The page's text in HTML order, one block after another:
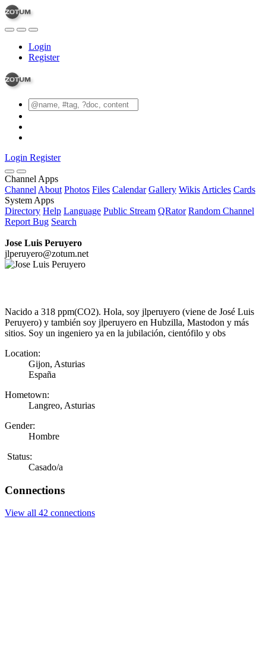
Login
Register
Login Register
Channel Apps
Channel About Photos Files Calendar Gallery Wikis Articles Cards
System Apps
Directory Help Language Public Stream QRator Random Channel
Report Bug Search
Jose Luis Peruyero
jlperuyero@zotum.net
Nacido a 318 ppm(CO2). Hola, soy jlperuyero (viene de José Luis
Peruyero) y también soy jlperuyero en Hubzilla, Mastodon y más
sitios. Soy un ingeniero ya en la jubilación, cientófilo y obs
Location:
Gijon, Asturias
España
Hometown:
Langreo, Asturias
Gender:
Hombre
Status:
Casado/a
Connections
View all 42 connections